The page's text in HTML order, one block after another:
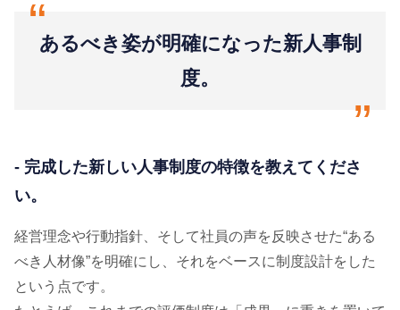
“あるべき姿が明確になった新人事制
度。
“
- 完成した新しい人事制度の特徴を教えてくださ
い。
経営理念や行動指針、そして社員の声を反映させた“ある
べき人材像”を明確にし、それをベースに制度設計をした
という点です。